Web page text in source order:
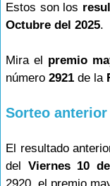
Estos son los
Octubre del 2025.
Mira el premio
número 2921 de la
Sorteo anterior
El resultado
del Viernes 10